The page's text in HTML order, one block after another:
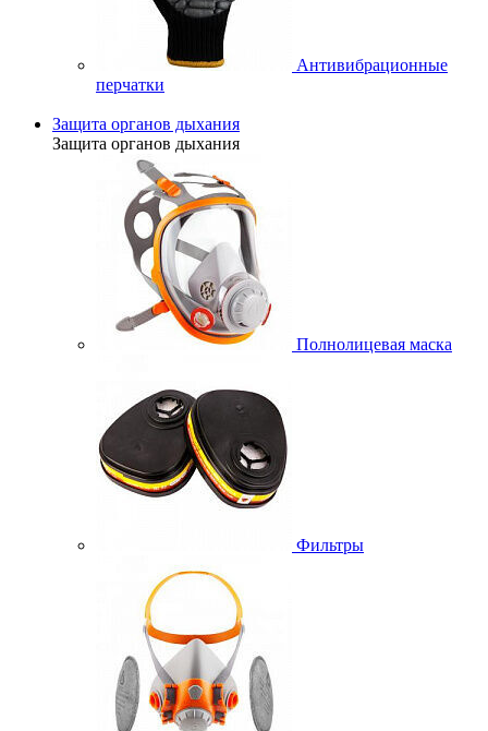
Антивибрационные
перчатки
Защита органов дыхания
Защита органов дыхания
Полнолицевая маска
Фильтры